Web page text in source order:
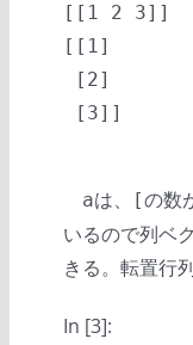
[[1 2 3]]
[[1]
[2]
aは、 [の数
いるので列ベ
きる。転置行
In [3]: